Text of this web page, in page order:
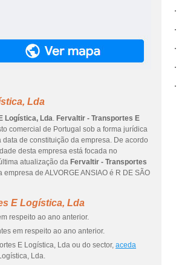
Lda
Logística, Lda. Fervaltir - Transportes E
comercial de Portugal sob a forma jurídica
de constituição da empresa. De acordo
desta empresa está focada no
atualização da Fervaltir - Transportes
de ALVORGE ANSIAO é R DE SÃO
E Logística, Lda
respeito ao ano anterior.
em respeito ao ano anterior.
E Logística, Lda ou do sector, aceda
Lda.